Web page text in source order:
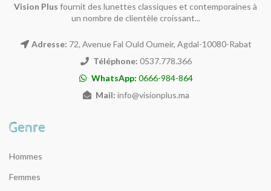
Vision Plus fournit des lunettes classiques et contemporaines à
un nombre de clientèle croissant...
Adresse: 72, Avenue Fal Ould Oumeir, Agdal-10080-Rabat
Téléphone: 0537.778.366
WhatsApp: 0666-984-864
Mail: info@visionplus.ma
Hommes
Femmes